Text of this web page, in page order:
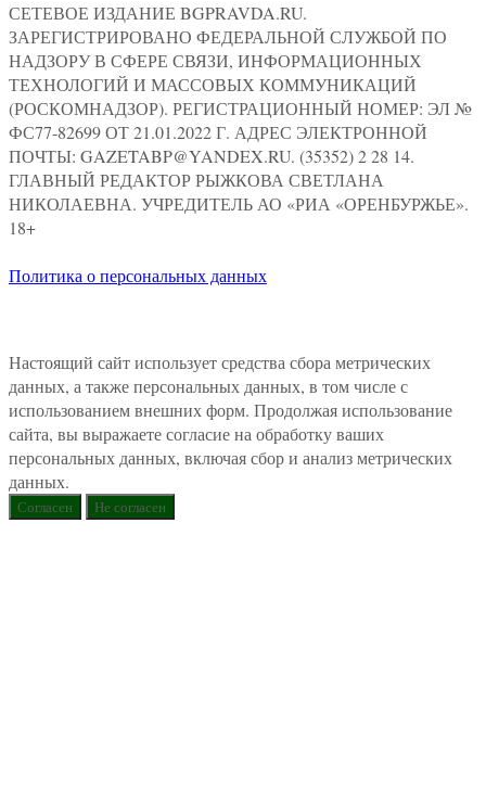
СЕТЕВОЕ ИЗДАНИЕ BGPRAVDA.RU.
ЗАРЕГИСТРИРОВАНО ФЕДЕРАЛЬНОЙ СЛУЖБОЙ ПО
НАДЗОРУ В СФЕРЕ СВЯЗИ, ИНФОРМАЦИОННЫХ
ТЕХНОЛОГИЙ И МАССОВЫХ КОММУНИКАЦИЙ
(РОСКОМНАДЗОР). РЕГИСТРАЦИОННЫЙ НОМЕР: ЭЛ №
ФС77-82699 ОТ 21.01.2022 Г. АДРЕС ЭЛЕКТРОННОЙ
ПОЧТЫ: GAZETABP@YANDEX.RU. (35352) 2 28 14.
ГЛАВНЫЙ РЕДАКТОР РЫЖКОВА СВЕТЛАНА
НИКОЛАЕВНА. УЧРЕДИТЕЛЬ АО «РИА «ОРЕНБУРЖЬЕ».
18+
Политика о персональных данных
Настоящий сайт использует средства сбора метрических
данных, а также персональных данных, в том числе с
использованием внешних форм. Продолжая использование
сайта, вы выражаете согласие на обработку ваших
персональных данных, включая сбор и анализ метрических
данных.
Согласен Не согласен